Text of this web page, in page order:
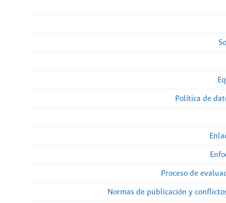
Política de
Proceso de
Normas de publicación y